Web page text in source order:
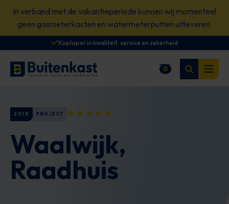
content
In verband met de vakantieperiode kunnen wij momenteel
geen gasmeterkasten en watermeterputten uitleveren.
Koploper in kwaliteit, service en zekerheid
0
Winkelwagen
Zoeken
Open
Waalwijk,
Raadhuis
2010 PROJECT